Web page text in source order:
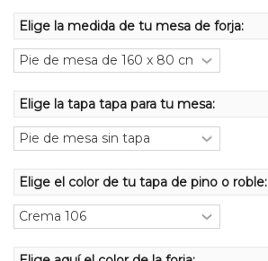
Elige la medida de tu mesa de forja:
Elige la tapa tapa para tu mesa:
Elige el color de tu tapa de pino o roble: